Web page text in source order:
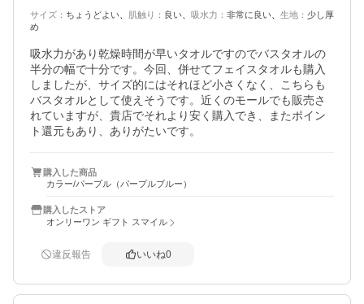
サイズ ： ちょうどよい 肌触り ： 良い 吸水力 ： 非常に良い 生地 ： 少し厚
め
吸水力があり乾燥時間が早いタオルですのでバスタオルの
半分の幅で十分です。今回、併せてフェイスタオルも購入
しましたが、サイズ的にはそれほど小さくなく、こちらも
バスタオルとして使えそうです。近くのモールでも販売さ
れていますが、貴店でそれより安く購入でき、またポイン
ト還元もあり、ありがたいです。
購入した商品
カラー/パープル（パープルブルー）
購入したストア
オンリーワン ギフト スマイル
違反報告 いいね0